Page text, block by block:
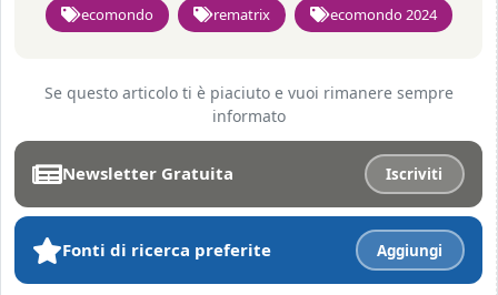
ecomondo rematrix ecomondo 2024
Se questo articolo ti è piaciuto e vuoi rimanere sempre
informato
Newsletter Gratuita Iscriviti
Fonti di ricerca preferite Aggiungi